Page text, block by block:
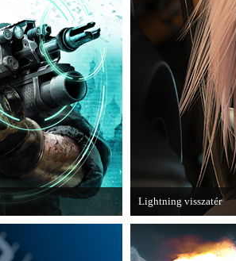
Soldier következő
Lightning visszatér
Megjött a Lightning